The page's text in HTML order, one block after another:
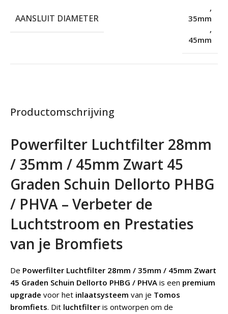
Productomschrijving
Powerfilter Luchtfilter 28mm
/ 35mm / 45mm Zwart 45
Graden Schuin Dellorto PHBG
/ PHVA – Verbeter de
Luchtstroom en Prestaties
van je Bromfiets
De Powerfilter Luchtfilter 28mm / 35mm / 45mm Zwart
45 Graden Schuin Dellorto PHBG / PHVA is een premium
upgrade voor het inlaatsysteem van je Tomos
bromfiets. Dit luchtfilter is ontworpen om de
AANSLUIT DIAMETER
,
35mm
,
45mm